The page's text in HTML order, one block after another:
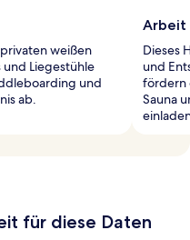
weißen
und Liegestühle
und
ab.
Dieses
und
fördern
Sauna
für diese Daten